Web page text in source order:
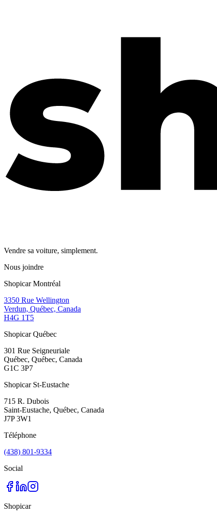
Vendre sa voiture, simplement.
Nous joindre
Shopicar Montréal
3350 Rue Wellington
Verdun, Québec, Canada
H4G 1T5
Shopicar Québec
301 Rue Seigneuriale
Québec, Québec, Canada
G1C 3P7
Shopicar St-Eustache
715 R. Dubois
Saint-Eustache, Québec, Canada
J7P 3W1
Téléphone
(438) 801-9334
Social
Shopicar